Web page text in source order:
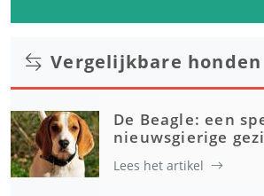
Vergelijkbare honden
De Beagle: een
nieuwsgierige
Lees het artikel